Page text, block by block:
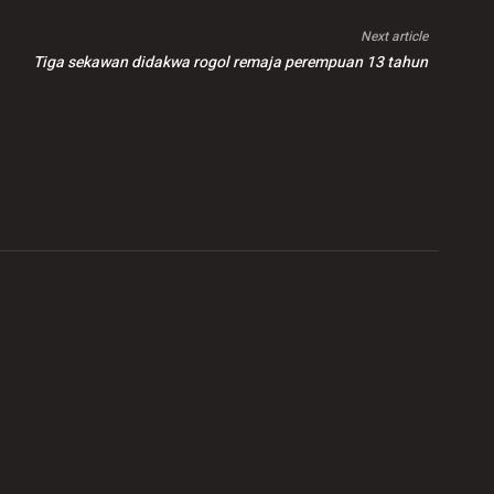
Next article
Tiga sekawan didakwa rogol remaja perempuan 13 tahun